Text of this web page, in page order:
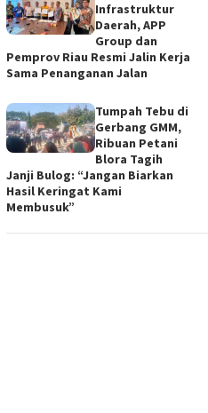
Infrastruktur
Daerah, APP
Group dan
Pemprov Riau Resmi Jalin Kerja
Sama Penanganan Jalan
Tumpah Tebu di
Gerbang GMM,
Ribuan Petani
Blora Tagih
Janji Bulog: “Jangan Biarkan
Hasil Keringat Kami
Membusuk”